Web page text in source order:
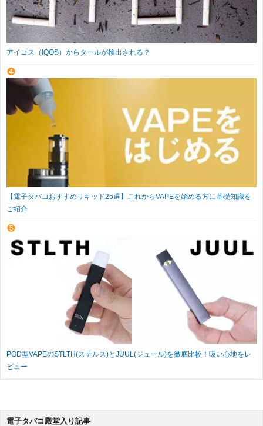
アイコス（IQOS）からタールが検出される？
【電子タバコおすすめリキッド25選】これからVAPEを始める方に基礎知識を
ご紹介
POD型VAPEのSTLTH(ステルス)とJUUL(ジュール)を徹底比較！吸い心地をレ
ビュー
電子タバコ殿堂入り記事